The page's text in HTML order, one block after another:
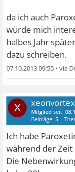
da ich auch
würde mich
halbes Jahr
dazu schreiben.
07.10.2013 09:55 •
X xeonvortex
Mitglied seit:
Beiträge:5
Ich habe
während der Zeit
Die